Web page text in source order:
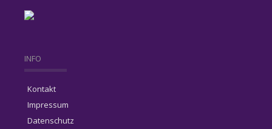
INFO
Kontakt
Impressum
Datenschutz